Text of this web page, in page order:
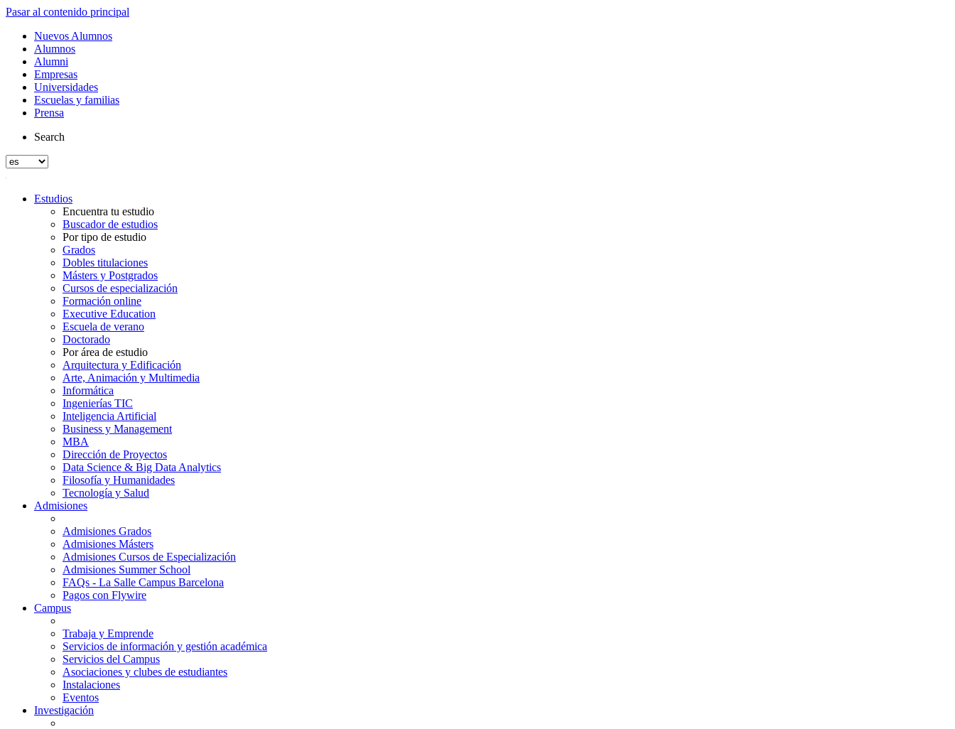
Pasar al contenido principal
Nuevos Alumnos
Alumnos
Alumni
Empresas
Universidades
Escuelas y familias
Prensa
Search
Estudios
Encuentra tu estudio
Buscador de estudios
Por tipo de estudio
Grados
Dobles titulaciones
Másters y Postgrados
Cursos de especialización
Formación online
Executive Education
Escuela de verano
Doctorado
Por área de estudio
Arquitectura y Edificación
Arte, Animación y Multimedia
Informática
Ingenierías TIC
Inteligencia Artificial
Business y Management
MBA
Dirección de Proyectos
Data Science & Big Data Analytics
Filosofía y Humanidades
Tecnología y Salud
Admisiones
Admisiones Grados
Admisiones Másters
Admisiones Cursos de Especialización
Admisiones Summer School
FAQs - La Salle Campus Barcelona
Pagos con Flywire
Campus
Trabaja y Emprende
Servicios de información y gestión académica
Servicios del Campus
Asociaciones y clubes de estudiantes
Instalaciones
Eventos
Investigación